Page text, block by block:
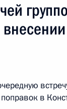
рабочие
в